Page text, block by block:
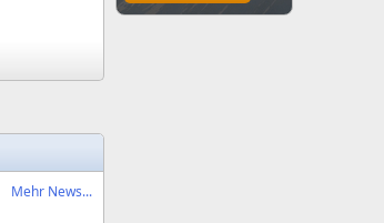
Mehr News...